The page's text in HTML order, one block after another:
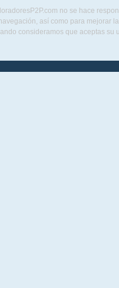
no se hace
así como para mejorar
consideramos que aceptas su